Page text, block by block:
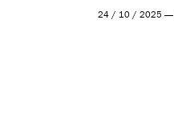
24 / 10 / 2025 —